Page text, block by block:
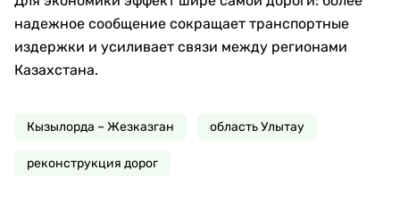
надежное сообщение сокращает транспортные
издержки и усиливает связи между регионами
Казахстана.
Кызылорда – Жезказган область Улытау
реконструкция дорог